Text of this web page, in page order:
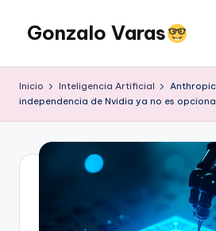
Saltar
contenido
Gonzalo Varas
que
suma
multiplica
Inicio Inteligencia Artificial
independencia de Nvidia ya no es